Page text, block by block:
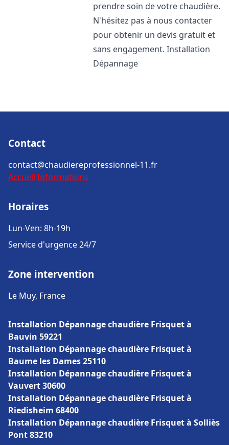
prendre soin de votre chaudière.
N'hésitez pas à nous contacter
pour obtenir un devis gratuit et
sans engagement. Installation
Dépannage
Contact
contact@chaudiereprofessionnel-11.fr
Accueil Informations
Horaires
Lun-Ven: 8h-19h
Service d'urgence 24/7
Zone intervention
Le Muy, France
Installation Dépannage chaudière Frisquet à
Bauvin 59221
Installation Dépannage chaudière Frisquet à
Baume les Dames 25110
Installation Dépannage chaudière Frisquet à
Vauvert 30600
Installation Dépannage chaudière Frisquet à
Riedisheim 68400
Installation Dépannage chaudière Frisquet à Solliès
Pont 83210